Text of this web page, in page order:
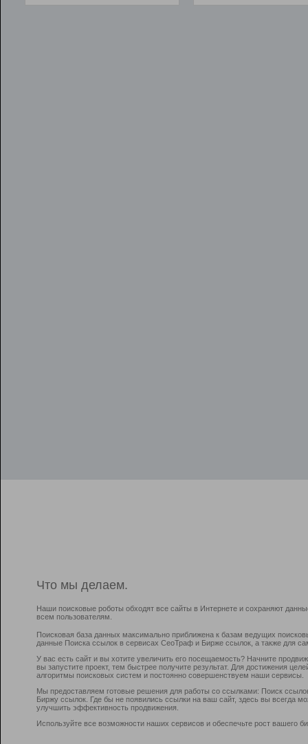
Что мы делаем.
Наши поисковые роботы обходят все сайты в Интернете и сохраняют
всем пользователям.
Поисковая база данных максимально приближена к базам ведущих
данные Поиска ссылок в сервисах СеоТраф и Бирже ссылок, а также для
У вас есть сайт и вы хотите увеличить его посещаемость? Начните
вы запустите проект, тем быстрее получите результат. Для достижения
алгоритмы поисковых систем и постоянно совершенствуем наши сервисы.
Мы предоставляем готовые решения для работы со ссылками: Поиск
Биржу ссылок. Где бы не появились ссылки на ваш сайт, здесь вы всегда
улучшить эффективность продвижения.
Используйте все возможности наших сервисов и обеспечьте рост вашего